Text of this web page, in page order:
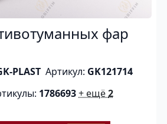
фар
PLAST Артикул: GK121714
1786693+ ещё2